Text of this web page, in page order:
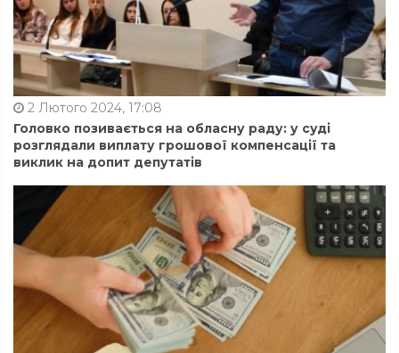
2 Лютого 2024, 17:08
Головко позивається на обласну раду: у суді
розглядали виплату грошової компенсації та
виклик на допит депутатів